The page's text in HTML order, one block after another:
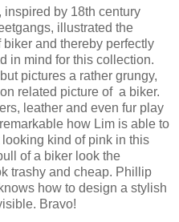
inspired by 18th century
illustrated the
and thereby perfectly
in mind for this collection.
pictures a rather grungy,
related picture of a biker.
leather and even fur play
how Lim is able to
kind of pink in this
of a biker look the
trashy and cheap. Phillip
how to design a stylish
Bravo!